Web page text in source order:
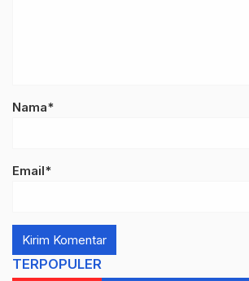
Nama*
Email*
TERPOPULER